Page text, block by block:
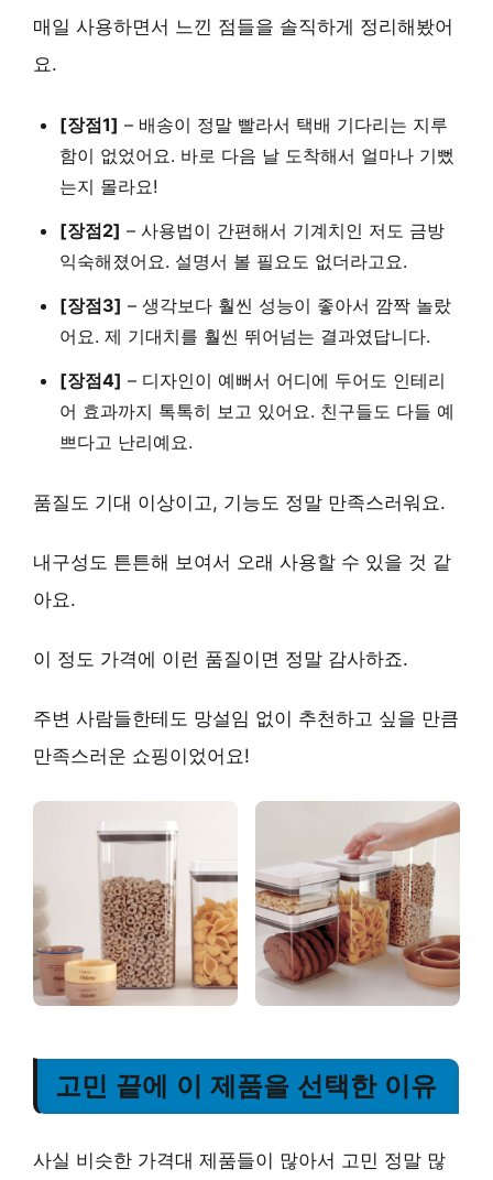
매일 사용하면서 느낀 점들을 솔직하게 정리해봤어
요.
[장점1] – 배송이 정말 빨라서 택배 기다리는 지루
함이 없었어요. 바로 다음 날 도착해서 얼마나 기뻤
는지 몰라요!
[장점2] – 사용법이 간편해서 기계치인 저도 금방
익숙해졌어요. 설명서 볼 필요도 없더라고요.
[장점3] – 생각보다 훨씬 성능이 좋아서 깜짝 놀랐
어요. 제 기대치를 훨씬 뛰어넘는 결과였답니다.
[장점4] – 디자인이 예뻐서 어디에 두어도 인테리
어 효과까지 톡톡히 보고 있어요. 친구들도 다들 예
쁘다고 난리예요.
품질도 기대 이상이고, 기능도 정말 만족스러워요.
내구성도 튼튼해 보여서 오래 사용할 수 있을 것 같
아요.
이 정도 가격에 이런 품질이면 정말 감사하죠.
주변 사람들한테도 망설임 없이 추천하고 싶을 만큼
만족스러운 쇼핑이었어요!
고민 끝에 이 제품을 선택한 이유
사실 비슷한 가격대 제품들이 많아서 고민 정말 많